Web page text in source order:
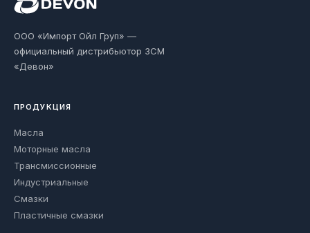
ООО «Импорт Ойл Груп» —
официальный дистрибьютор ЗСМ
«Девон»
ПРОДУКЦИЯ
Масла
Моторные масла
Трансмиссионные
Индустриальные
Смазки
Пластичные смазки